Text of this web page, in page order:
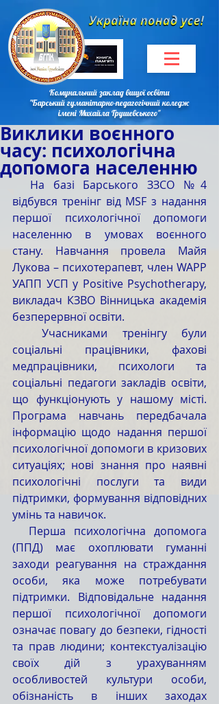
Комунальний заклад вищої освіти
"Барський гуманітарно-педагогічний коледж
імені Михайла Грушевського"
Виклики воєнного
часу: психологічна
допомога населенню
відбувся тренінг від MSF з надання
першої психологічної допомоги
населенню в умовах воєнного
стану. Навчання провела Майя
Лукова – психотерапевт, член WAPP
УАПП УСП у Positive Psychotherapy,
викладач КЗВО Вінницька академія
безперервної освіти.
соціальні працівники, фахові
медпрацівники, психологи та
соціальні педагоги закладів освіти,
що функціонують у нашому місті.
Програма навчань передбачала
інформацію щодо надання першої
психологічної допомоги в кризових
ситуаціях; нові знання про наявні
психологічні послуги та види
підтримки, формування відповідних
умінь та навичок.
(ППД) має охоплювати гуманні
заходи реагування на страждання
особи, яка може потребувати
підтримки. Відповідальне надання
першої психологічної допомоги
означає повагу до безпеки, гідності
та прав людини; контекстуалізацію
своїх дій з урахуванням
особливостей культури особи,
обізнаність в інших заходах